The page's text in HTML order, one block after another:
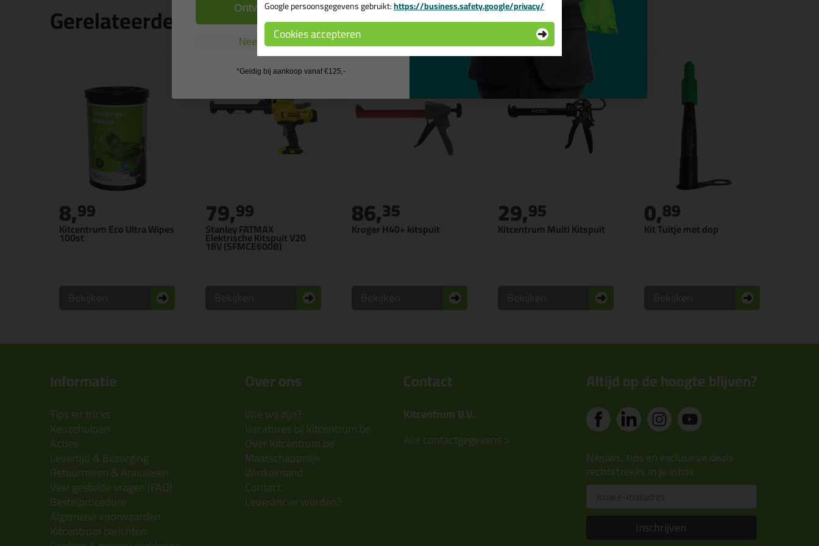
Gerelateerde producten
Kitcentrum Eco Ultra Wipes
100st
8,99
Stanley FATMAX
Elektrische Kitspuit V20
18V (SFMCE600B)
79,99
Kroger H40+ kitspuit
86,35
Kitcentrum Multi Kitspuit
29,95
Kit Tuitje met dop
0,89
Informatie
Tips en tricks
Keuzehulpen
Acties
Levertijd & Bezorging
Retourneren & Annuleren
Veel gestelde vragen (FAQ)
Bestelprocedure
Algemene voorwaarden
Kitcentrum berichten
Over ons
Wie wij zijn?
Vacatures bij kitcentrum.be
Over Kitcentrum.be
Maatschappelijk
Winkelmand
Contact
Leverancier worden?
Contact
Kitcentrum B.V.
Alle contactgegevens >
Altijd op de hoogte blijven?
Nieuws, tips en exclusieve deals
rechtstreeks in je inbox
Inschrijven
Google persoonsgegevens gebruikt:https://business.safety.google/privacy/
Cookies accepteren
Ontvang de actiecode ›
Nee, ik wil geen cadeau
*Geldig bij aankoop vanaf €125,-